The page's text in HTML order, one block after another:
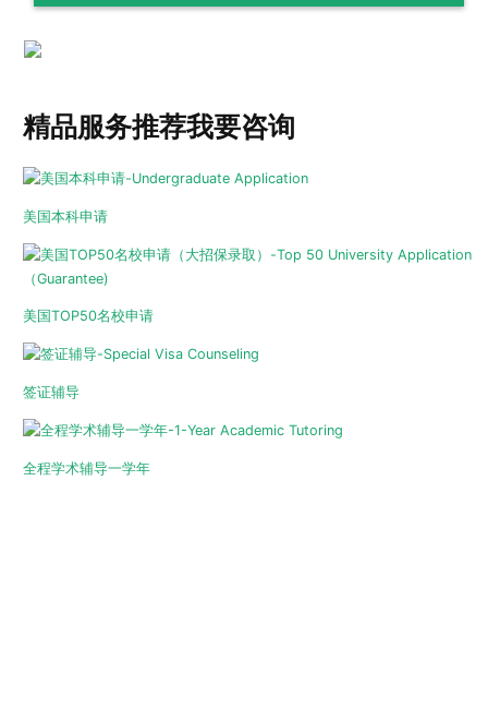
精品服务推荐我要咨询
美国本科申请
美国TOP50名校申请
签证辅导
全程学术辅导一学年